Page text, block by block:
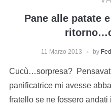
Pane alle patate
11 Marzo 2013 by
Cucù…sorpresa?
panificatrice mi avesse
fratello se ne fossero